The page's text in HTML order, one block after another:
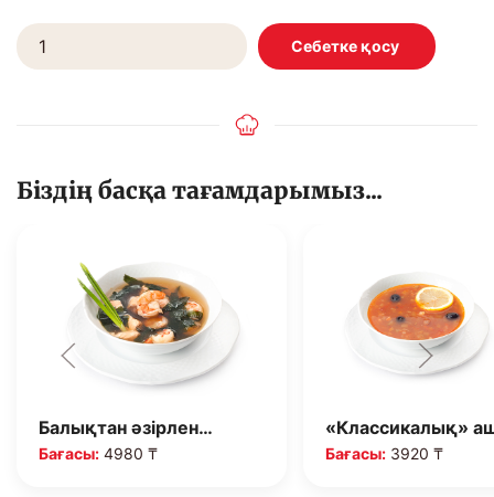
Біздің басқа тағамдарымыз...
Балықтан әзірлен…
Бағасы: 4980 ₸
«Классикалық»
Бағасы:3920 ₸